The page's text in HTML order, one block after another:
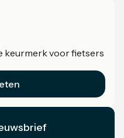
keurmerk voor fietsers